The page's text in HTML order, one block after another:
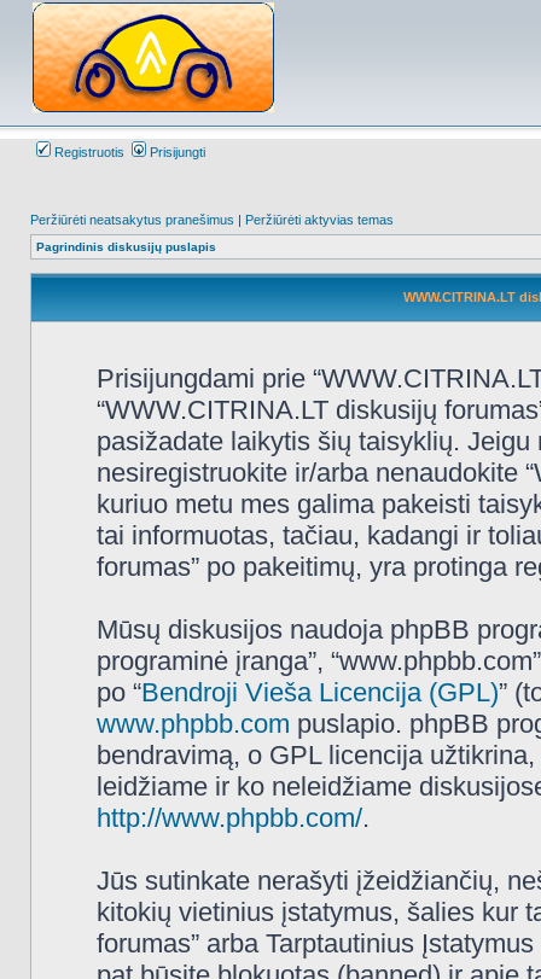
Registruotis Prisijungti
Peržiūrėti neatsakytus pranešimus | Peržiūrėti aktyvias temas
Pagrindinis diskusijų puslapis
WWW.CITRINA.LT
Prisijungdami prie
“WWW.CITRINA.LT diskusijų
pasižadate laikytis šių taisyklių.
nesiregistruokite ir/arba nenaudokite
kuriuo metu mes galima pakeisti
tai informuotas, tačiau, kadangi ir
forumas” po pakeitimų, yra protinga
Mūsų diskusijos naudoja phpBB
programinė įranga”,
po “Bendroji Vieša Licencija (GPL)”
www.phpbb.com puslapio. phpBB
bendravimą, o GPL licencija
leidžiame ir ko neleidžiame
http://www.phpbb.com/.
Jūs sutinkate nerašyti įžeidžiančių,
kitokių vietinius įstatymus, šalies kur
forumas” arba Tarptautinius